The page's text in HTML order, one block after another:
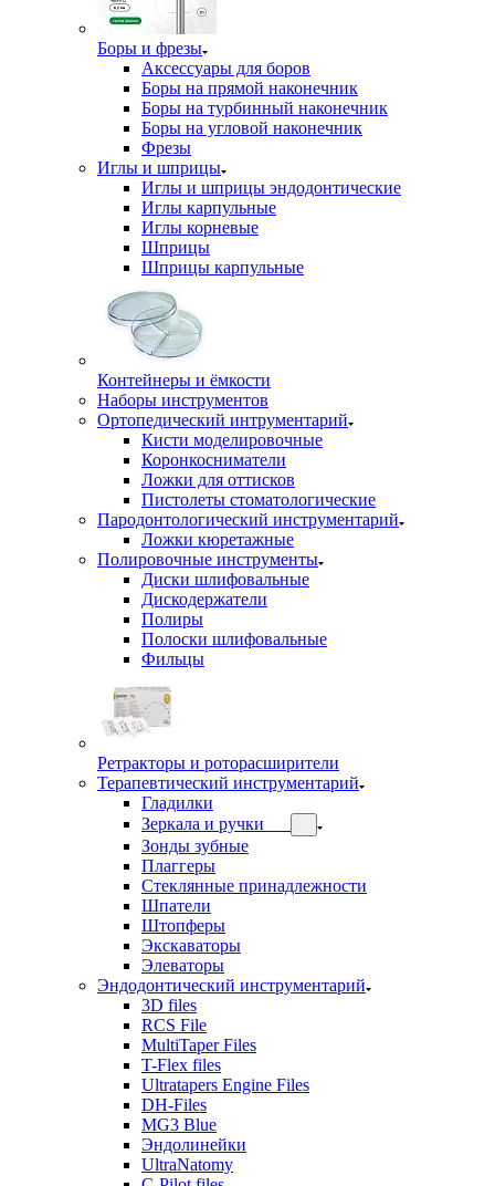
Боры и фрезы
Аксессуары для боров
Боры на прямой наконечник
Боры на турбинный наконечник
Боры на угловой наконечник
Фрезы
Иглы и шприцы
Иглы и шприцы эндодонтические
Иглы карпульные
Иглы корневые
Шприцы
Шприцы карпульные
Контейнеры и ёмкости
Наборы инструментов
Ортопедический интрументарий
Кисти моделировочные
Коронкосниматели
Ложки для оттисков
Пистолеты стоматологические
Пародонтологический инструментарий
Ложки кюретажные
Полировочные инструменты
Диски шлифовальные
Дискодержатели
Полиры
Полоски шлифовальные
Фильцы
Ретракторы и роторасширители
Терапевтический инструментарий
Гладилки
Зеркала и ручки
Зонды зубные
Плаггеры
Стеклянные принадлежности
Шпатели
Штопферы
Экскаваторы
Элеваторы
Эндодонтический инструментарий
3D files
RCS File
MultiTaper Files
T-Flex files
Ultratapers Engine Files
DH-Files
MG3 Blue
Эндолинейки
UltraNatomy